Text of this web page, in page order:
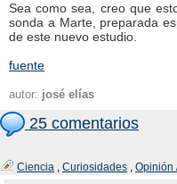
Sea como sea, creo que
sonda a Marte, preparada
de este nuevo estudio.
fuente
autor: josé elías
25 comentarios
Ciencia , Curiosidades , Opinión